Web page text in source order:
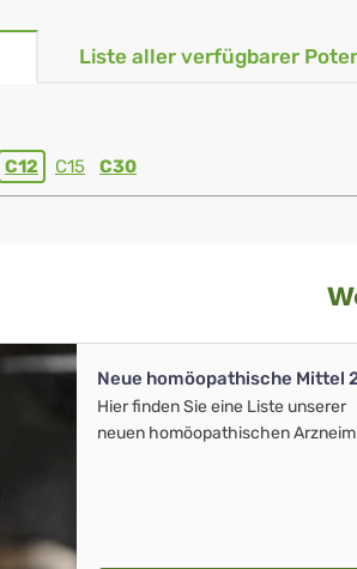
Liste aller verfügbarer
C12 C15 C30
Neue homöopathische Mittel
Hier finden Sie eine Liste unserer
neuen homöopathischen